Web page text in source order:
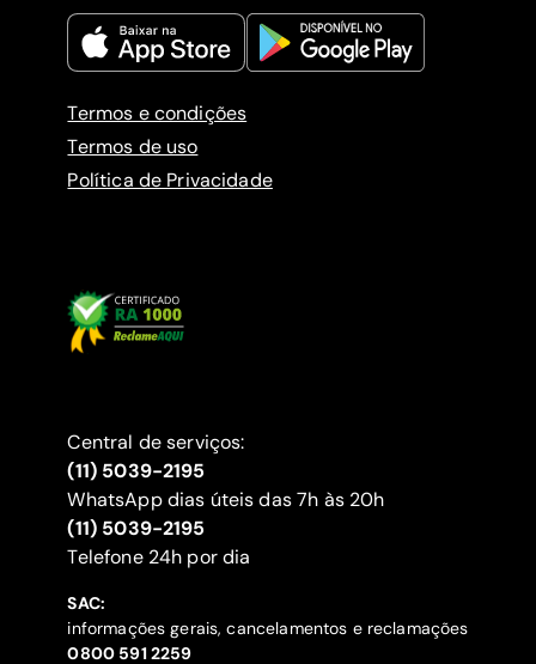
Termos e condições
Termos de uso
Política de Privacidade
Central de serviços:
(11) 5039-2195
WhatsApp dias úteis das 7h às 20h
(11) 5039-2195
‍Telefone 24h por dia
SAC:
informações gerais, cancelamentos e reclamações
‍0800 591 2259